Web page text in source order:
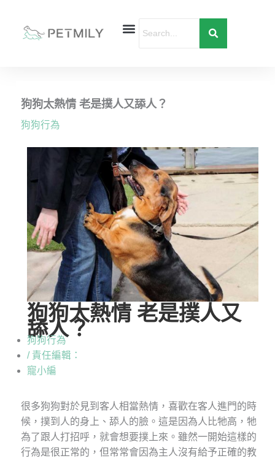
狗狗太熱情 老是撲人又舔人？
狗狗行為
狗狗太熱情 老是撲人又
舔人？
狗狗行為
/ 責任編輯：
寵小編
很多狗狗對於見到客人相當熱情，喜歡在客人進門的時
候，撲到人的身上、舔人的臉。這是因為人比牠高，牠
為了跟人打招呼，就會想要撲上來。雖然一開始這樣的
行為是很正常的，但常常會因為主人沒有給予正確的教